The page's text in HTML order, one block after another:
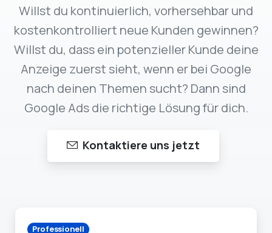
Willst du kontinuierlich, vorhersehbar und
kostenkontrolliert neue Kunden gewinnen?
Willst du, dass ein potenzieller Kunde deine
Anzeige zuerst sieht, wenn er bei Google
nach deinen Themen sucht? Dann sind
Google Ads die richtige Lösung für dich.
Kontaktiere uns jetzt
Professionell